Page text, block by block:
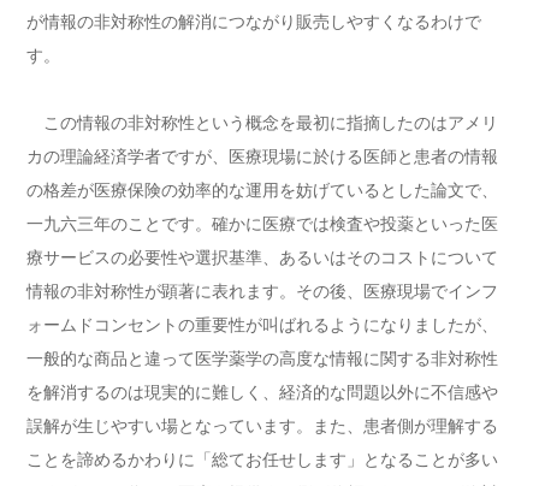
が情報の非対称性の解消につながり販売しやすくなるわけで
す。
この情報の非対称性という概念を最初に指摘したのはアメリ
カの理論経済学者ですが、医療現場に於ける医師と患者の情報
の格差が医療保険の効率的な運用を妨げているとした論文で、
一九六三年のことです。確かに医療では検査や投薬といった医
療サービスの必要性や選択基準、あるいはそのコストについて
情報の非対称性が顕著に表れます。その後、医療現場でインフ
ォームドコンセントの重要性が叫ばれるようになりましたが、
一般的な商品と違って医学薬学の高度な情報に関する非対称性
を解消するのは現実的に難しく、経済的な問題以外に不信感や
誤解が生じやすい場となっています。また、患者側が理解する
ことを諦めるかわりに「総てお任せします」となることが多い